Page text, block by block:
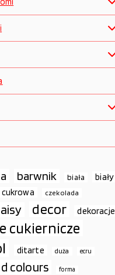
barwnik biała biały
cukrowa czekolada
decor dekoracje
cukiernicze
ditarte duża ecru
colours forma